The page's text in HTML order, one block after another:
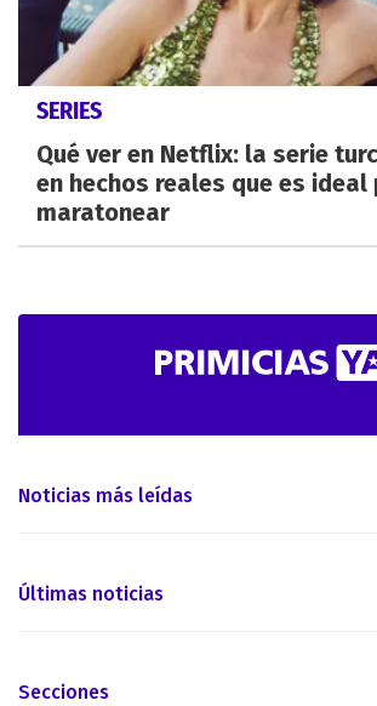
SERIES
Qué ver en Netflix: la serie
en hechos reales que es ideal
maratonear
Noticias más leídas
Últimas noticias
Secciones